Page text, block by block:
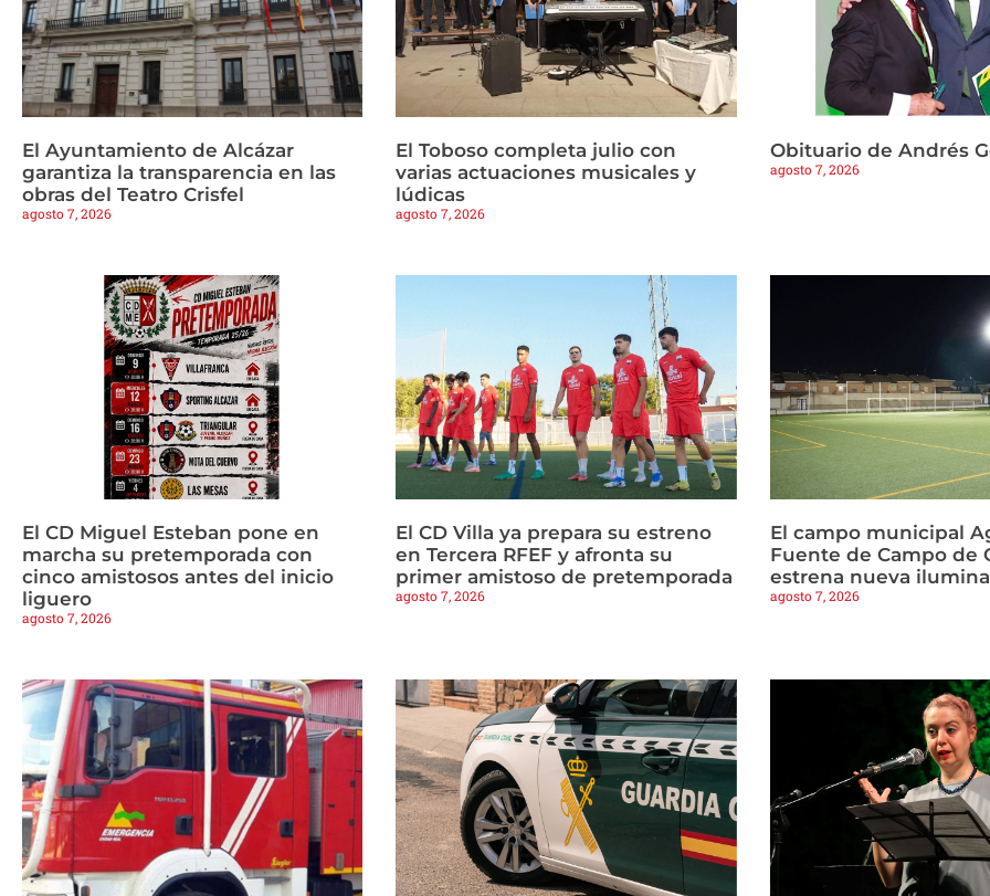
El Ayuntamiento de Alcázar
garantiza la transparencia en las
obras del Teatro Crisfel
agosto 7, 2026
El Toboso completa julio con
varias actuaciones musicales y
lúdicas
agosto 7, 2026
Obituario de Andrés
agosto 7, 2026
El CD Miguel Esteban pone en
marcha su pretemporada con
cinco amistosos antes del inicio
liguero
agosto 7, 2026
El CD Villa ya prepara su estreno
en Tercera RFEF y afronta su
primer amistoso de pretemporada
agosto 7, 2026
El campo municipal
Fuente de Campo de
estrena nueva
agosto 7, 2026